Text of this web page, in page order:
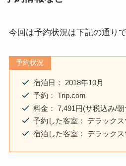
今回は予約状況は下記の通りで
予約状況
宿泊日： 2018年10月
予約： Trip.com
料金： 7,491円(サ税込み/
予約した客室： デラックス
宿泊した客室： デラックス